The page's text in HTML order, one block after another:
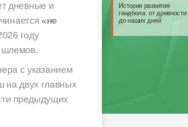
дневные и
«не
году
шлемов.
с указанием
на двух главных
предыдущих
История развития
гандбола: от древности
до наших дней